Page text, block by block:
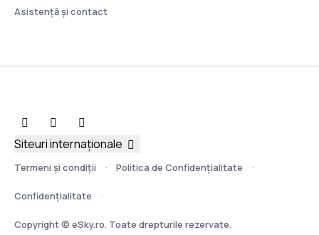
Asistenţă şi contact
Termeni şi condiţii Politica de Confidențialitate
Confidențialitate
Copyright © eSky.ro. Toate drepturile rezervate.
Siteuri internaționale